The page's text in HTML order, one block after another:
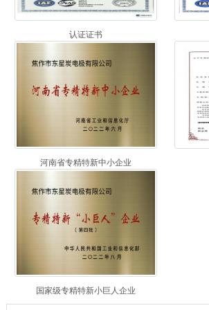
认证证书
河南省专精特新中小企业
国家级专精特新小巨人企业